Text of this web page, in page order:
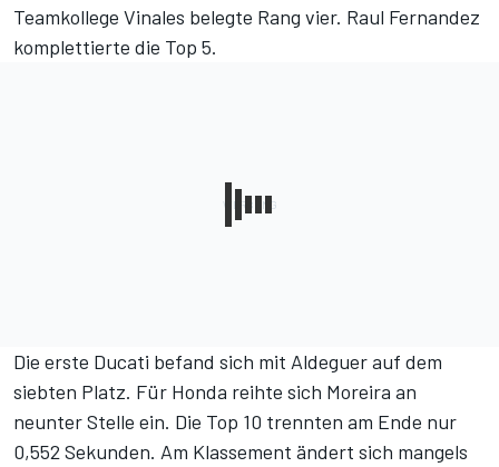
Teamkollege Vinales belegte Rang vier. Raul Fernandez
komplettierte die Top 5.
Die erste Ducati befand sich mit Aldeguer auf dem
siebten Platz. Für Honda reihte sich Moreira an
neunter Stelle ein. Die Top 10 trennten am Ende nur
0,552 Sekunden. Am Klassement ändert sich mangels